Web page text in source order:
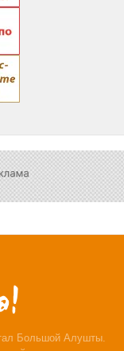
Большой Алушты.